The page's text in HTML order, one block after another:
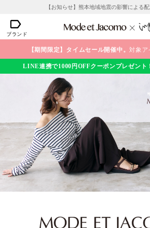
【お知らせ】熊本地域地震の影響による
ブランド
【期間限定】タイムセール開催中。対象ア
LINE連携で1000円OFFクーポンプレゼント